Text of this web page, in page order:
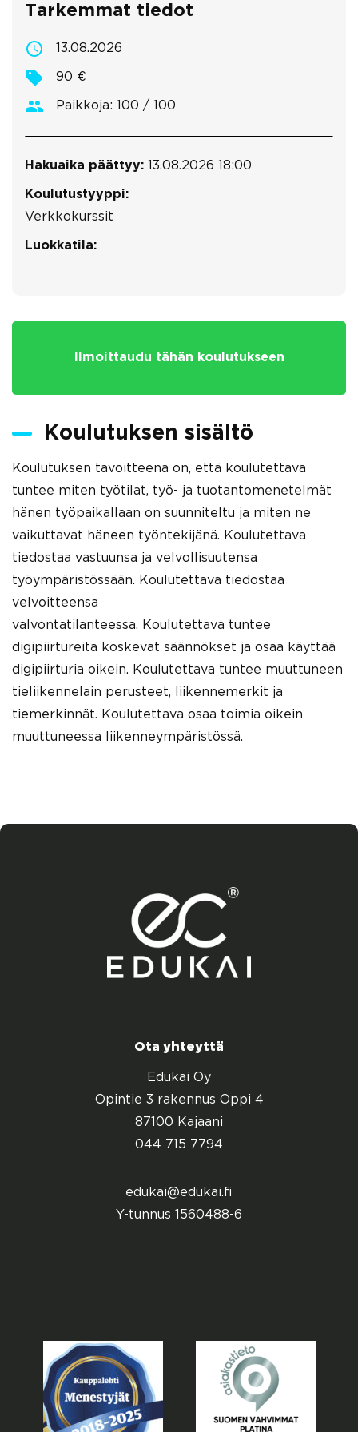
Tarkemmat tiedot
13.08.2026
90 €
Paikkoja: 100 / 100
Hakuaika päättyy: 13.08.2026 18:00
Koulutustyyppi:
Verkkokurssit
Luokkatila:
Ilmoittaudu tähän koulutukseen
Koulutuksen sisältö
Koulutuksen tavoitteena on, että koulutettava
tuntee miten työtilat, työ- ja tuotantomenetelmät
hänen työpaikallaan on suunniteltu ja miten ne
vaikuttavat häneen työntekijänä. Koulutettava
tiedostaa vastuunsa ja velvollisuutensa
työympäristössään. Koulutettava tiedostaa
velvoitteensa
valvontatilanteessa. Koulutettava tuntee
digipiirtureita koskevat säännökset ja osaa käyttää
digipiirturia oikein. Koulutettava tuntee muuttuneen
tieliikennelain perusteet, liikennemerkit ja
tiemerkinnät. Koulutettava osaa toimia oikein
muuttuneessa liikenneympäristössä.
Ota yhteyttä
Edukai Oy
Opintie 3 rakennus Oppi 4
87100 Kajaani
044 715 7794
edukai@edukai.fi
Y-tunnus 1560488-6